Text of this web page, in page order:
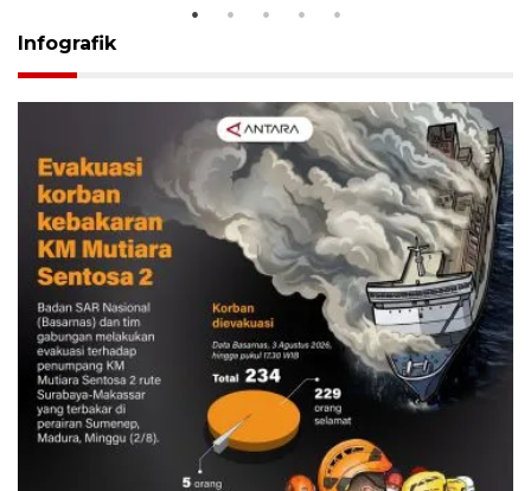
Infografik